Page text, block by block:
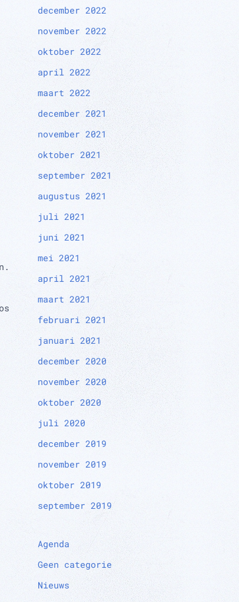
december 2022
november 2022
oktober 2022
april 2022
maart 2022
december 2021
november 2021
oktober 2021
september 2021
augustus 2021
juli 2021
juni 2021
mei 2021
april 2021
maart 2021
februari 2021
januari 2021
december 2020
november 2020
oktober 2020
juli 2020
december 2019
november 2019
oktober 2019
september 2019
Agenda
Geen categorie
Nieuws